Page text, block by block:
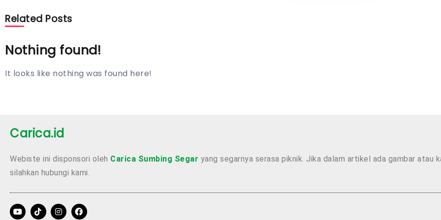
Related Posts
Nothing found!
It looks like nothing was found here!
Carica.id
Webiste ini disponsori oleh Carica Sumbing Segar yang segarnya serasa piknik. Jika dalam artikel ada gambar atau
silahkan hubungi kami.